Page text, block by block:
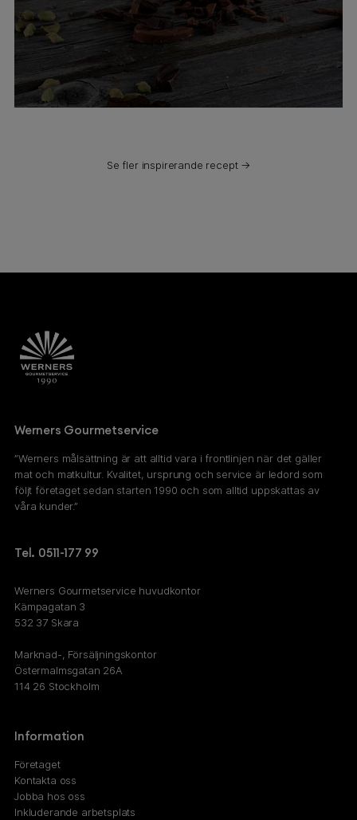
Se fler inspirerande recept →
Werners Gourmetservice
”Werners målsättning är att alltid vara i frontlinjen när det gäller
mat och matkultur. Kvalitet, ursprung och service är ledord som
följt företaget sedan starten 1990 och som alltid uppskattas av
våra kunder.”
Tel. 0511-177 99
Werners Gourmetservice huvudkontor
Kämpagatan 3
532 37 Skara
Marknad-, Försäljningskontor
Östermalmsgatan 26A
114 26 Stockholm
Information
Företaget
Kontakta oss
Jobba hos oss
Inkluderande arbetsplats